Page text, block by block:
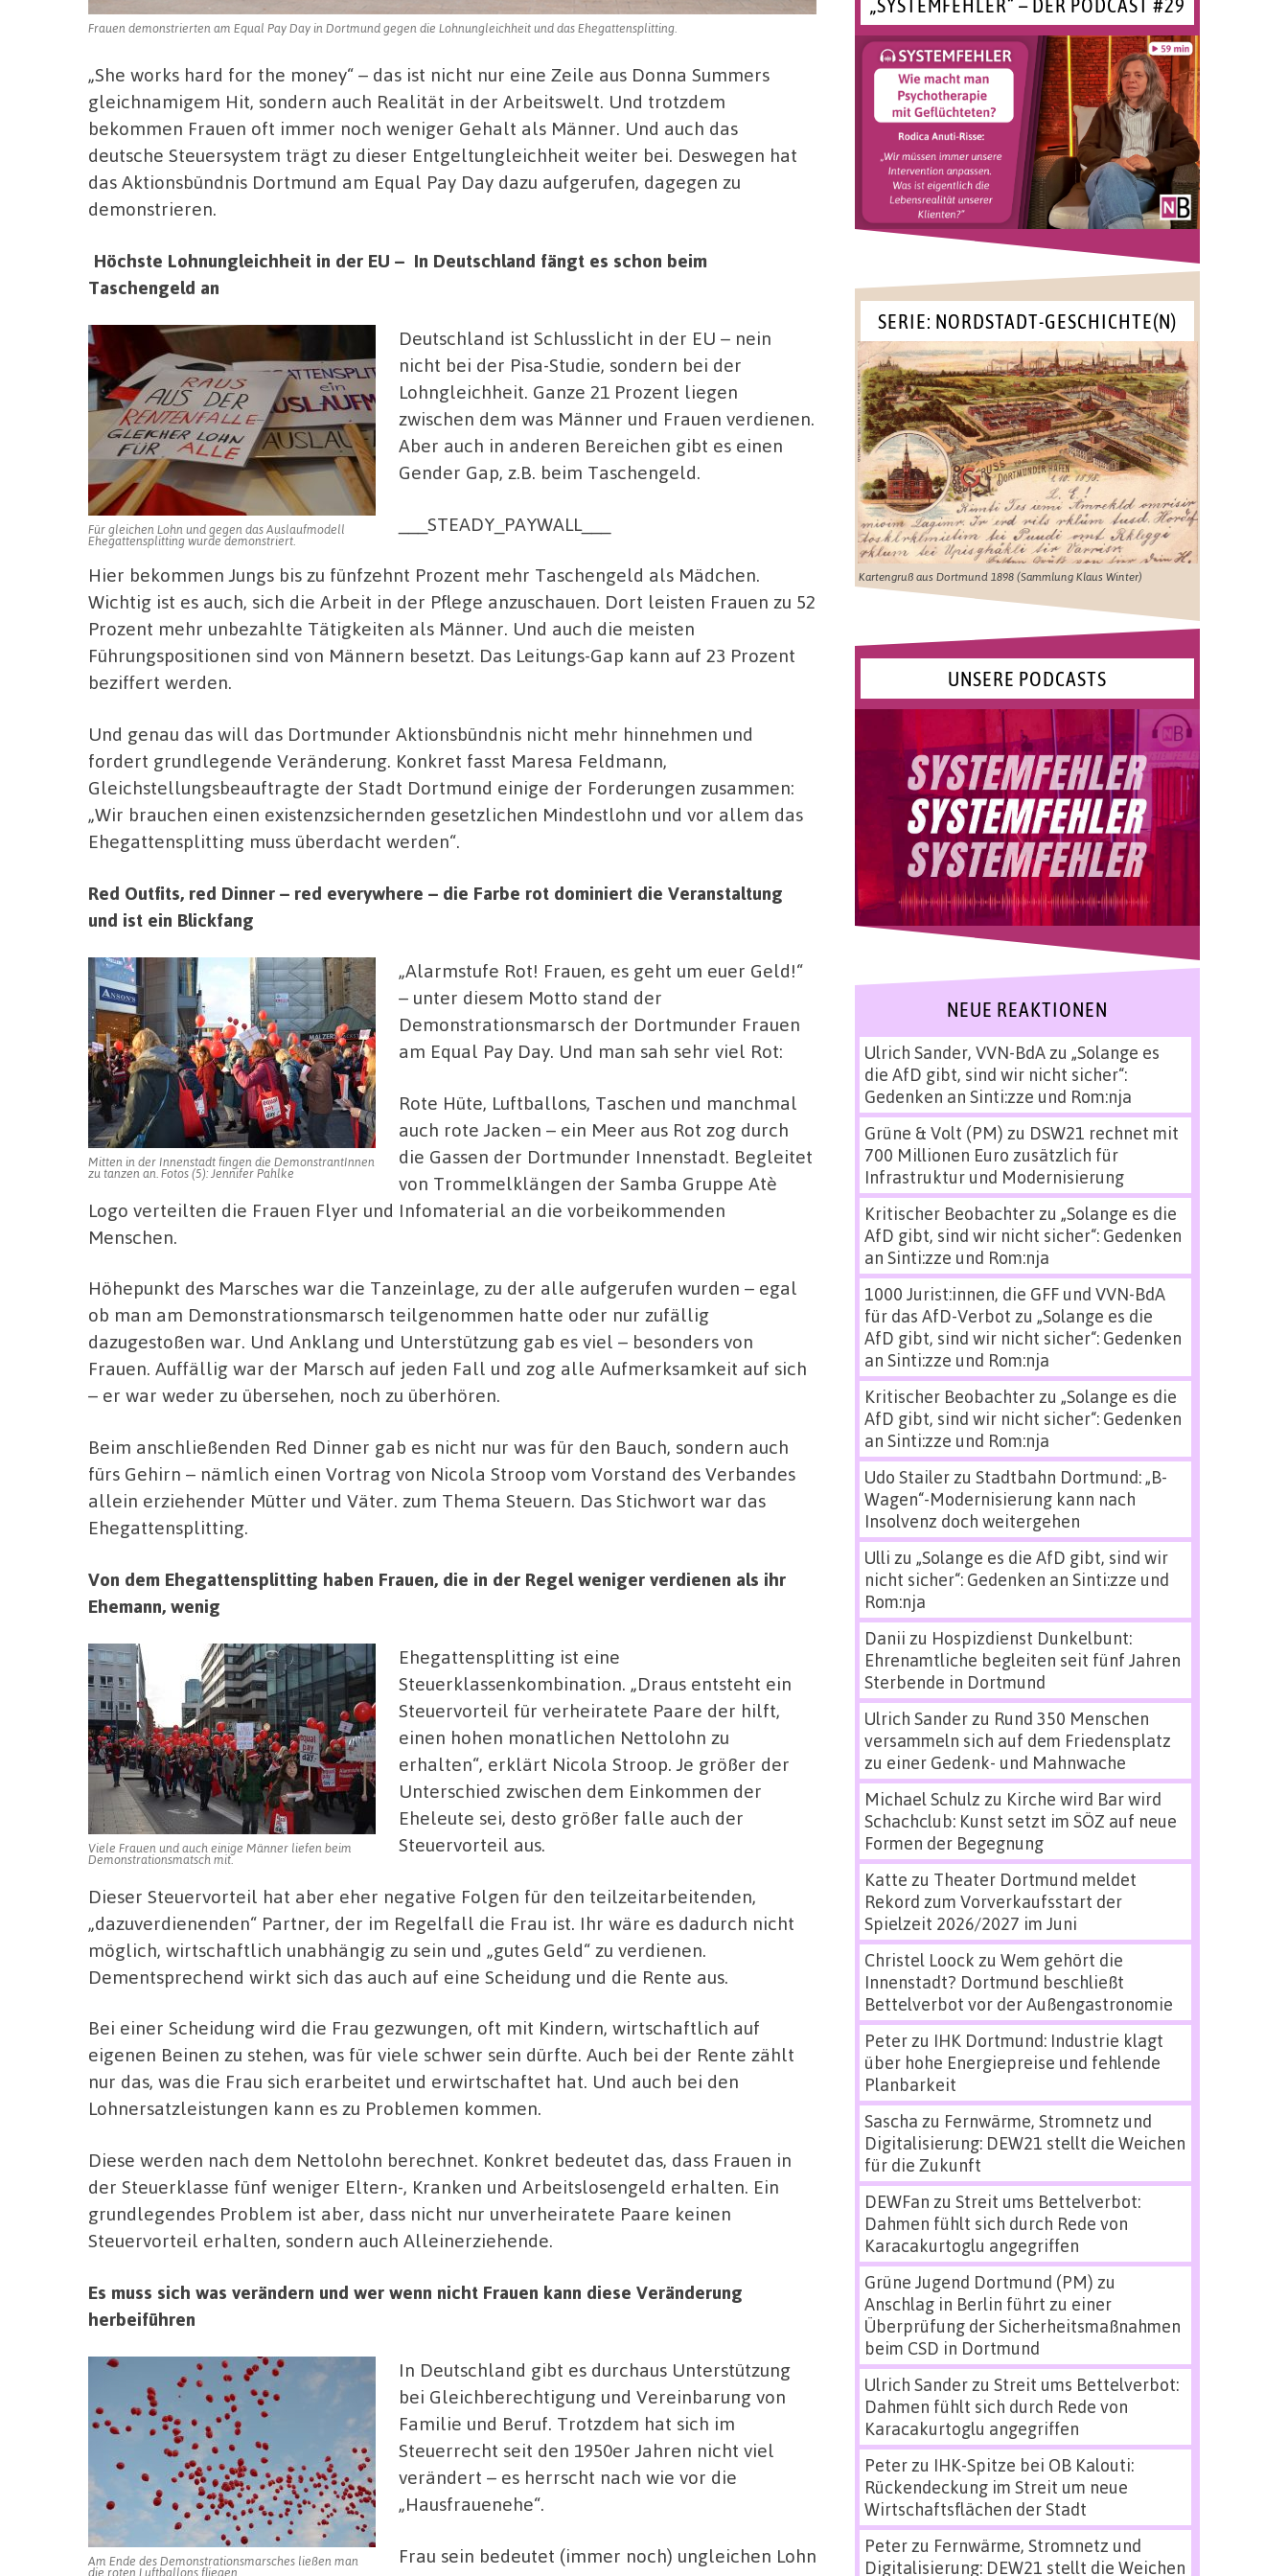
Frauen demonstrierten am Equal Pay Day in Dortmund gegen die Lohnungleichheit und das Ehegattensplitting.
„She works hard for the money“ – das ist nicht nur eine Zeile aus Donna Summers
gleichnamigem Hit, sondern auch Realität in der Arbeitswelt. Und trotzdem
bekommen Frauen oft immer noch weniger Gehalt als Männer. Und auch das
deutsche Steuersystem trägt zu dieser Entgeltungleichheit weiter bei. Deswegen hat
das Aktionsbündnis Dortmund am Equal Pay Day dazu aufgerufen, dagegen zu
demonstrieren.
Höchste Lohnungleichheit in der EU – In Deutschland fängt es schon beim
Taschengeld an
Für gleichen Lohn und gegen das Auslaufmodell
Ehegattensplitting wurde demonstriert.
Deutschland ist Schlusslicht in der EU – nein
nicht bei der Pisa-Studie, sondern bei der
Lohngleichheit. Ganze 21 Prozent liegen
zwischen dem was Männer und Frauen verdienen.
Aber auch in anderen Bereichen gibt es einen
Gender Gap, z.B. beim Taschengeld.
___STEADY_PAYWALL___
Hier bekommen Jungs bis zu fünfzehnt Prozent mehr Taschengeld als Mädchen.
Wichtig ist es auch, sich die Arbeit in der Pflege anzuschauen. Dort leisten Frauen zu 52
Prozent mehr unbezahlte Tätigkeiten als Männer. Und auch die meisten
Führungspositionen sind von Männern besetzt. Das Leitungs-Gap kann auf 23 Prozent
beziffert werden.
Und genau das will das Dortmunder Aktionsbündnis nicht mehr hinnehmen und
fordert grundlegende Veränderung. Konkret fasst Maresa Feldmann,
Gleichstellungsbeauftragte der Stadt Dortmund einige der Forderungen zusammen:
„Wir brauchen einen existenzsichernden gesetzlichen Mindestlohn und vor allem das
Ehegattensplitting muss überdacht werden“.
Red Outfits, red Dinner – red everywhere – die Farbe rot dominiert die Veranstaltung
und ist ein Blickfang
Mitten in der Innenstadt fingen die DemonstrantInnen
zu tanzen an. Fotos (5): Jennifer Pahlke
„Alarmstufe Rot! Frauen, es geht um euer Geld!“
– unter diesem Motto stand der
Demonstrationsmarsch der Dortmunder Frauen
am Equal Pay Day. Und man sah sehr viel Rot:
Rote Hüte, Luftballons, Taschen und manchmal
auch rote Jacken – ein Meer aus Rot zog durch
die Gassen der Dortmunder Innenstadt. Begleitet
von Trommelklängen der Samba Gruppe Atè
Logo verteilten die Frauen Flyer und Infomaterial an die vorbeikommenden
Menschen.
Höhepunkt des Marsches war die Tanzeinlage, zu der alle aufgerufen wurden – egal
ob man am Demonstrationsmarsch teilgenommen hatte oder nur zufällig
dazugestoßen war. Und Anklang und Unterstützung gab es viel – besonders von
Frauen. Auffällig war der Marsch auf jeden Fall und zog alle Aufmerksamkeit auf sich
– er war weder zu übersehen, noch zu überhören.
Beim anschließenden Red Dinner gab es nicht nur was für den Bauch, sondern auch
fürs Gehirn – nämlich einen Vortrag von Nicola Stroop vom Vorstand des Verbandes
allein erziehender Mütter und Väter. zum Thema Steuern. Das Stichwort war das
Ehegattensplitting.
Von dem Ehegattensplitting haben Frauen, die in der Regel weniger verdienen als ihr
Ehemann, wenig
Viele Frauen und auch einige Männer liefen beim
Demonstrationsmatsch mit.
Ehegattensplitting ist eine
Steuerklassenkombination. „Draus entsteht ein
Steuervorteil für verheiratete Paare der hilft,
einen hohen monatlichen Nettolohn zu
erhalten“, erklärt Nicola Stroop. Je größer der
Unterschied zwischen dem Einkommen der
Eheleute sei, desto größer falle auch der
Steuervorteil aus.
Dieser Steuervorteil hat aber eher negative Folgen für den teilzeitarbeitenden,
„dazuverdienenden“ Partner, der im Regelfall die Frau ist. Ihr wäre es dadurch nicht
möglich, wirtschaftlich unabhängig zu sein und „gutes Geld“ zu verdienen.
Dementsprechend wirkt sich das auch auf eine Scheidung und die Rente aus.
Bei einer Scheidung wird die Frau gezwungen, oft mit Kindern, wirtschaftlich auf
eigenen Beinen zu stehen, was für viele schwer sein dürfte. Auch bei der Rente zählt
nur das, was die Frau sich erarbeitet und erwirtschaftet hat. Und auch bei den
Lohnersatzleistungen kann es zu Problemen kommen.
Diese werden nach dem Nettolohn berechnet. Konkret bedeutet das, dass Frauen in
der Steuerklasse fünf weniger Eltern-, Kranken und Arbeitslosengeld erhalten. Ein
grundlegendes Problem ist aber, dass nicht nur unverheiratete Paare keinen
Steuervorteil erhalten, sondern auch Alleinerziehende.
Es muss sich was verändern und wer wenn nicht Frauen kann diese Veränderung
herbeiführen
Am Ende des Demonstrationsmarsches ließen man
die roten Luftballons fliegen.
In Deutschland gibt es durchaus Unterstützung
bei Gleichberechtigung und Vereinbarung von
Familie und Beruf. Trotzdem hat sich im
Steuerrecht seit den 1950er Jahren nicht viel
verändert – es herrscht nach wie vor die
„Hausfrauenehe“.
Frau sein bedeutet (immer noch) ungleichen Lohn
„SYSTEMFEHLER“ – DER PODCAST #29
SERIE: NORDSTADT-GESCHICHTE(N)
Kartengruß aus Dortmund 1898 (Sammlung Klaus Winter)
UNSERE PODCASTS
NEUE REAKTIONEN
Ulrich Sander, VVN-BdAzu „Solange es
die AfD gibt, sind wir nicht sicher“:
Gedenken an Sinti:zze und Rom:nja
Grüne & Volt (PM) zu DSW21 rechnet mit
700 Millionen Euro zusätzlich für
Infrastruktur und Modernisierung
Kritischer Beobachterzu „Solange es die
AfD gibt, sind wir nicht sicher“: Gedenken
an Sinti:zze und Rom:nja
1000 Jurist:innen, die GFF und VVN-BdA
für das AfD-Verbot zu „Solange es die
AfD gibt, sind wir nicht sicher“: Gedenken
an Sinti:zze und Rom:nja
Kritischer Beobachterzu „Solange es die
AfD gibt, sind wir nicht sicher“: Gedenken
an Sinti:zze und Rom:nja
Udo Stailerzu Stadtbahn Dortmund: „B-
Wagen“-Modernisierung kann nach
Insolvenz doch weitergehen
Ulli zu „Solange es die AfD gibt, sind wir
nicht sicher“: Gedenken an Sinti:zze und
Rom:nja
Danii zu Hospizdienst Dunkelbunt:
Ehrenamtliche begleiten seit fünf Jahren
Sterbende in Dortmund
Ulrich Sanderzu Rund 350 Menschen
versammeln sich auf dem Friedensplatz
zu einer Gedenk- und Mahnwache
Michael Schulz zu Kirche wird Bar wird
Schachclub: Kunst setzt im SÖZ auf neue
Formen der Begegnung
Katte zu Theater Dortmund meldet
Rekord zum Vorverkaufsstart der
Spielzeit 2026/2027 im Juni
Christel Loock zu Wem gehört die
Innenstadt? Dortmund beschließt
Bettelverbot vor der Außengastronomie
Peterzu IHK Dortmund: Industrie klagt
über hohe Energiepreise und fehlende
Planbarkeit
Sascha zu Fernwärme, Stromnetz und
Digitalisierung: DEW21 stellt die Weichen
für die Zukunft
DEWFan zu Streit ums Bettelverbot:
Dahmen fühlt sich durch Rede von
Karacakurtoglu angegriffen
Grüne Jugend Dortmund (PM) zu
Anschlag in Berlin führt zu einer
Überprüfung der Sicherheitsmaßnahmen
beim CSD in Dortmund
Ulrich Sanderzu Streit ums Bettelverbot:
Dahmen fühlt sich durch Rede von
Karacakurtoglu angegriffen
Peterzu IHK-Spitze bei OB Kalouti:
Rückendeckung im Streit um neue
Wirtschaftsflächen der Stadt
Peterzu Fernwärme, Stromnetz und
Digitalisierung: DEW21 stellt die Weichen